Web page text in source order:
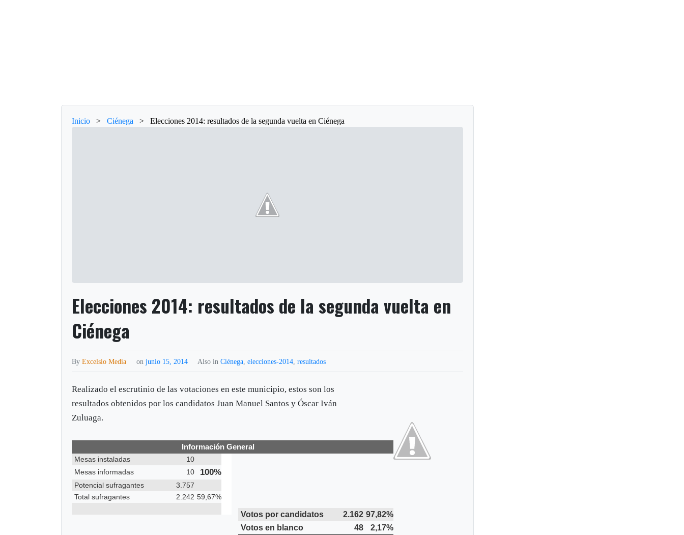
Inicio > Ciénega > Elecciones 2014: resultados de la segunda vuelta en Ciénega
Elecciones 2014: resultados de la segunda vuelta en
Ciénega
ByExcelsio Media onjunio 15, 2014 Also inCiénega ,elecciones-2014 ,resultados
Realizado el escrutinio de las votaciones en este municipio, estos son los
resultados obtenidos por los candidatos Juan Manuel Santos y Óscar Iván
Zuluaga.
Información General
Mesas instaladas
10
Mesas informadas
10 100%
Potencial sufragantes
3.757
Total sufragantes
2.242 59,67%
Votos por candidatos 2.162 97,82%
Votos en blanco
48 2,17%